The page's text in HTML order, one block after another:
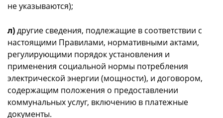
не указываются);
л)другие сведения, подлежащие в соответствии с
настоящими Правилами, нормативными актами,
регулирующими порядок установления и
применения социальной нормы потребления
электрической энергии (мощности), и договором,
содержащим положения о предоставлении
коммунальных услуг, включению в платежные
документы.